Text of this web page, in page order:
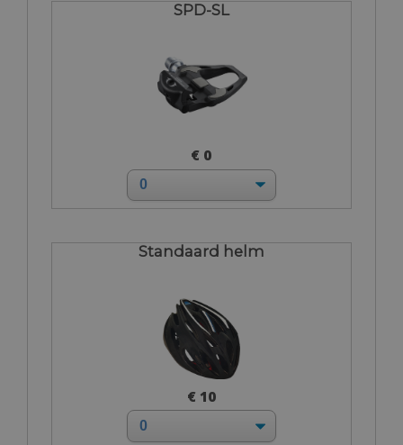
SPD-SL
€ 0
Standaard helm
€ 10